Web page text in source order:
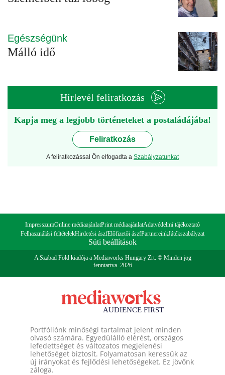
Egészségünk
Málló idő
Hírlevél feliratkozás
Kapja meg a legjobb történeteket a postaládájába!
Feliratkozás
A feliratkozással Ön elfogadta a Szabályzatunkat
ImpresszumOnline médiaajánlatPrint médiaajánlatAdatvédelmi tájékoztató
Felhasználási feltételekHirdetési ászfElőfizetői ászfPartnereinkJátékszabályzat
Süti beállítások
A Szabad Föld kiadója a Mediaworks Hungary Zrt. © Minden jog
fenntartva. 2026
Portfóliónk minőségi tartalmat jelent minden
olvasó számára. Egyedülálló elérést, országos
lefedettséget és változatos megjelenési
lehetőséget biztosít. Folyamatosan keressük az
új irányokat és fejlődési lehetőségeket. Ez jövőnk
záloga.